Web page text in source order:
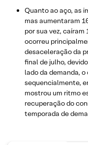
Quanto ao aço, as
mas aumentaram
por sua vez, caíram
ocorreu
desaceleração da
final de julho,
lado da demanda,
sequencialmente,
mostrou um ritmo
recuperação do
temporada de